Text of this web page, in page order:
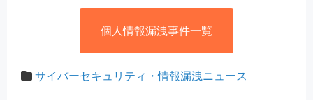
個人情報漏洩事件一覧
サイバーセキュリティ・情報漏洩ニュース